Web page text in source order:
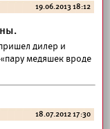
19.06.2013 18:12
дилер и
медяшек вроде
18.07.2012 17:30